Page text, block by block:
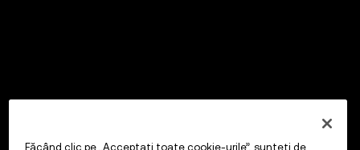
Făcând clic pe „Acceptați toate cookie-urile”, sunteți de